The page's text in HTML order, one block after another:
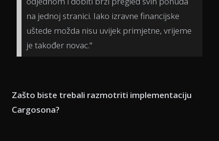
na jednoj stranici. Iako izravne financijske
uštede možda nisu uvijek primjetne, vrijeme
je također novac."
Zašto biste trebali razmotriti implementaciju
Cargosona?